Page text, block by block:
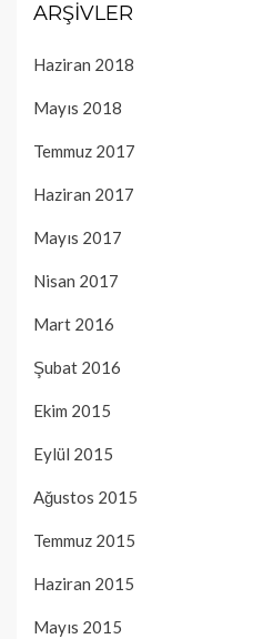
ARŞIVLER
Haziran 2018
Mayıs 2018
Temmuz 2017
Haziran 2017
Mayıs 2017
Nisan 2017
Mart 2016
Şubat 2016
Ekim 2015
Eylül 2015
Ağustos 2015
Temmuz 2015
Haziran 2015
Mayıs 2015